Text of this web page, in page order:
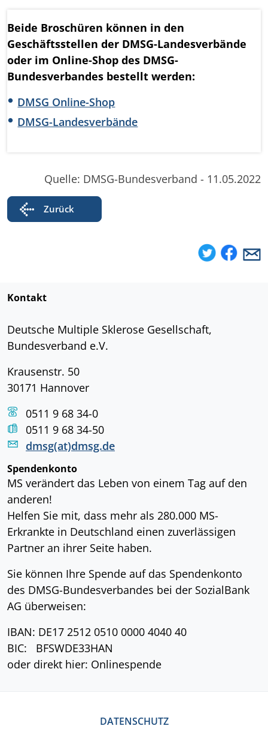
Beide Broschüren können in den
Geschäftsstellen der DMSG-Landesverbände
oder im Online-Shop des DMSG-
Bundesverbandes bestellt werden:
DMSG Online-Shop
DMSG-Landesverbände
Quelle: DMSG-Bundesverband - 11.05.2022
Zurück
Kontakt
Deutsche Multiple Sklerose Gesellschaft,
Bundesverband e.V.
Krausenstr. 50
30171 Hannover
0511 9 68 34-0
0511 9 68 34-50
dmsg(at)dmsg.de
Spendenkonto
MS verändert das Leben von einem Tag auf den
anderen!
Helfen Sie mit, dass mehr als 280.000 MS-
Erkrankte in Deutschland einen zuverlässigen
Partner an ihrer Seite haben.
Sie können Ihre Spende auf das Spendenkonto
des DMSG-Bundesverbandes bei der SozialBank
AG überweisen:
IBAN: DE17 2512 0510 0000 4040 40
BIC: BFSWDE33HAN
oder direkt hier: Onlinespende
DATENSCHUTZ